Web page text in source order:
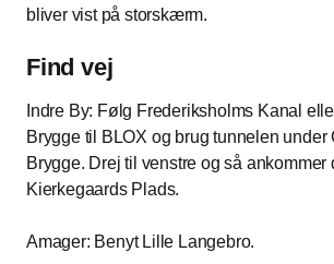
bliver vist på storskærm.
Find vej
Indre By: Følg Frederiksholms Kanal
Brygge til BLOX og brug tunnelen under
Brygge. Drej til venstre og så ankommer
Kierkegaards Plads.
Amager: Benyt Lille Langebro.